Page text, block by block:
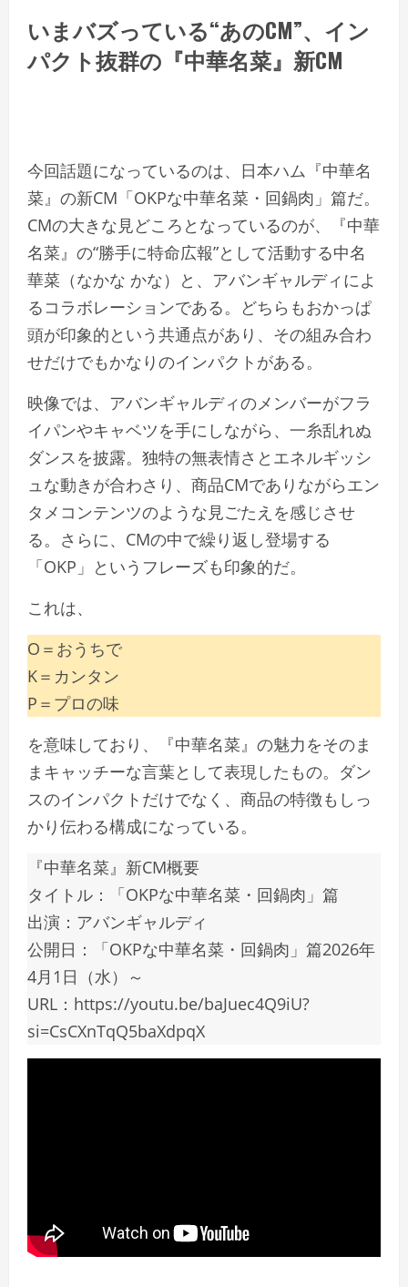
いまバズっている“あのCM”、イン
パクト抜群の『中華名菜』新CM
今回話題になっているのは、日本ハム『中華名
菜』の新CM「OKPな中華名菜・回鍋肉」篇だ。
CMの大きな見どころとなっているのが、『中華
名菜』の“勝手に特命広報”として活動する中名
華菜（なかな かな）と、アバンギャルディによ
るコラボレーションである。どちらもおかっぱ
頭が印象的という共通点があり、その組み合わ
せだけでもかなりのインパクトがある。
映像では、アバンギャルディのメンバーがフラ
イパンやキャベツを手にしながら、一糸乱れぬ
ダンスを披露。独特の無表情さとエネルギッシ
ュな動きが合わさり、商品CMでありながらエン
タメコンテンツのような見ごたえを感じさせ
る。さらに、CMの中で繰り返し登場する
「OKP」というフレーズも印象的だ。
これは、
O＝おうちで
K＝カンタン
P＝プロの味
を意味しており、『中華名菜』の魅力をそのま
まキャッチーな言葉として表現したもの。ダン
スのインパクトだけでなく、商品の特徴もしっ
かり伝わる構成になっている。
『中華名菜』新CM概要
タイトル：「OKPな中華名菜・回鍋肉」篇
出演：アバンギャルディ
公開日：「OKPな中華名菜・回鍋肉」篇2026年
4月1日（水）～
URL：https://youtu.be/baJuec4Q9iU?
si=CsCXnTqQ5baXdpqX